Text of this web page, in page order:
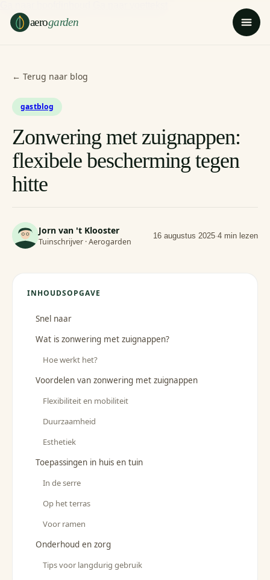
aerogarden
← Terug naar blog
gastblog
Zonwering met zuignappen:
flexibele bescherming tegen
hitte
Jorn van 't Klooster
Tuinschrijver · Aerogarden
16 augustus 2025·4 min lezen
INHOUDSOPGAVE
Snel naar
Wat is zonwering met zuignappen?
Hoe werkt het?
Voordelen van zonwering met zuignappen
Flexibiliteit en mobiliteit
Duurzaamheid
Esthetiek
Toepassingen in huis en tuin
In de serre
Op het terras
Voor ramen
Onderhoud en zorg
Tips voor langdurig gebruik